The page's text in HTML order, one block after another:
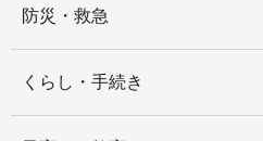
防災・救急
くらし・手続き